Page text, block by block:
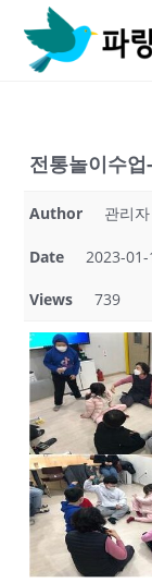
content
전통놀이수
Author 관리자
Date 2023-
Views 739